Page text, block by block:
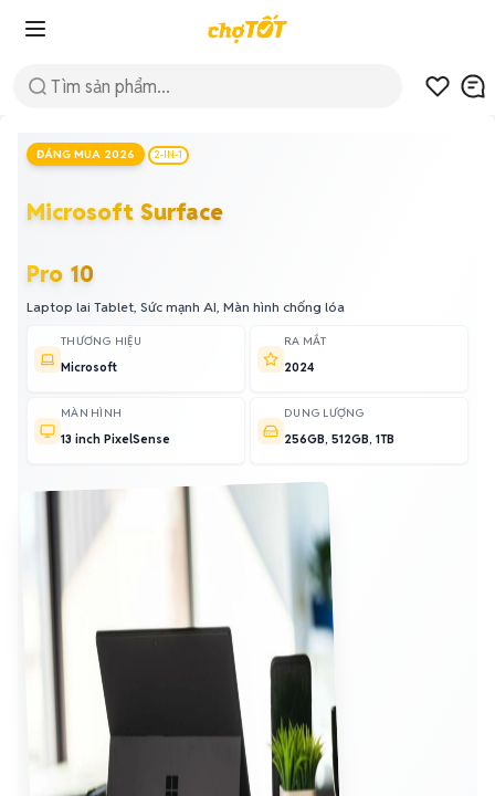
ĐÁNG MUA 2026 2-IN-1
Microsoft Surface
Pro 10
Laptop lai Tablet, Sức mạnh AI, Màn hình chống lóa
THƯƠNG HIỆU
Microsoft
RA MẮT
2024
MÀN HÌNH
13 inch PixelSense
DUNG LƯỢNG
256GB, 512GB, 1TB